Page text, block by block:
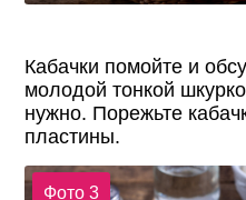
Кабачки помойте и
молодой тонкой
нужно. Порежьте
пластины.
Фото 3